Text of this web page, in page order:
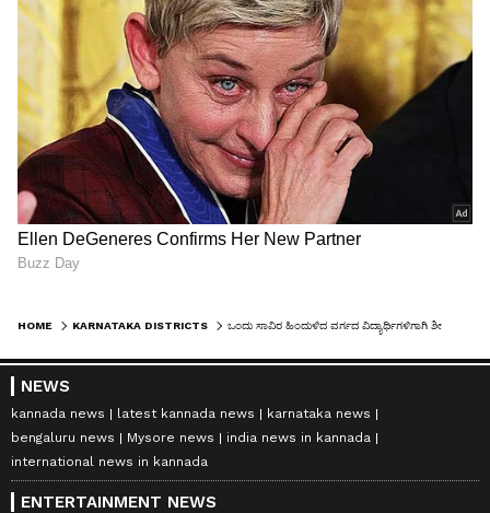
HOME KARNATAKA DISTRICTS
NEWS
kannada news latest kannada news
karnataka news
bengaluru news
Mysore news
india news in kannada
international news in kannada
ENTERTAINMENT NEWS